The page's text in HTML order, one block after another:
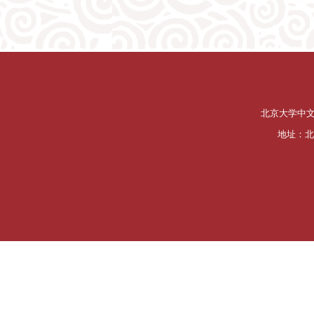
北京大学中
地址：